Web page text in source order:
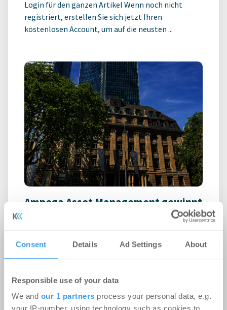
Consent Details Ad Settings About
Responsible use of your data
We and our 1 partners process your personal data, e.g.
Login für den ganzen Artikel Wenn noch nicht
registriert, erstellen Sie sich jetzt Ihren
kostenlosen Account, um auf die neusten ...
Ampega Asset Management gewinnt
Login für den ganzen Artikel Wenn noch nicht
kostenlosen Account, um auf die neusten ...